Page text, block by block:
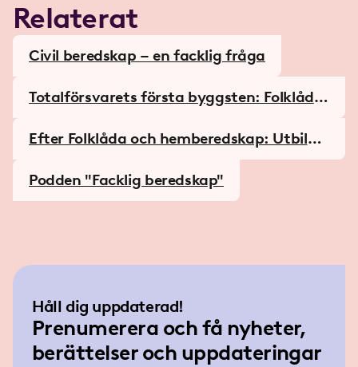
Relaterat
Civil beredskap – en facklig fråga
Totalförsvarets första byggsten: Folklåda
Efter Folklåda och hemberedskap: Utbildn
Podden "Facklig beredskap"
Håll dig uppdaterad!
Prenumerera och få nyheter,
berättelser och uppdateringar